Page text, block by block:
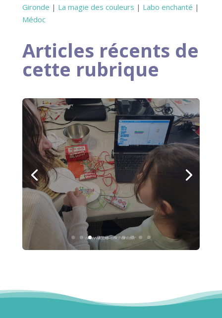
Gironde | La magie des couleurs | Labo enchanté |
Médoc
Articles récents de
cette rubrique
Photos | Ateliers Livre
animé | Salon du livre
de Ludon-Médoc
Lire plus